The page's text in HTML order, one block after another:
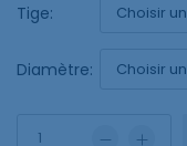
Tige:
Diamètre: